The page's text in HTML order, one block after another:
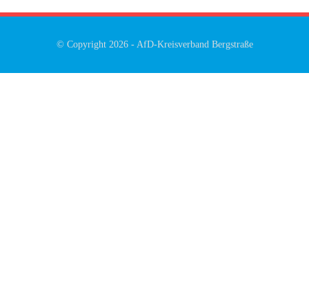
© Copyright 2026 - AfD-Kreisverband Bergstraße